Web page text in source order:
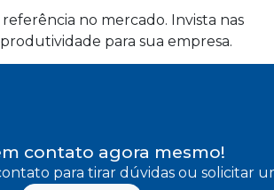
no mercado. Invista nas
para sua empresa.
contato agora mesmo!
para tirar dúvidas ou solicitar